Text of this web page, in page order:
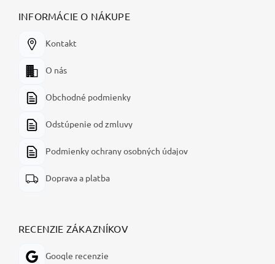
INFORMÁCIE O NÁKUPE
Kontakt
O nás
Obchodné podmienky
Odstúpenie od zmluvy
Podmienky ochrany osobných údajov
Doprava a platba
RECENZIE ZÁKAZNÍKOV
Google recenzie